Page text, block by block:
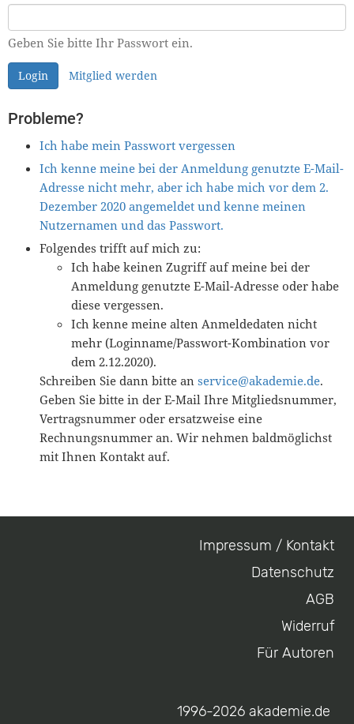
Geben Sie bitte Ihr Passwort ein.
Login Mitglied werden
Probleme?
Ich habe mein Passwort vergessen
Ich kenne meine bei der Anmeldung genutzte E-Mail-
Adresse nicht mehr, aber ich habe mich vor dem 2.
Dezember 2020 angemeldet und kenne meinen
Nutzernamen und das Passwort.
Folgendes trifft auf mich zu:
Ich habe keinen Zugriff auf meine bei der
Anmeldung genutzte E-Mail-Adresse oder habe
diese vergessen.
Ich kenne meine alten Anmeldedaten nicht
mehr (Loginname/Passwort-Kombination vor
dem 2.12.2020).
Schreiben Sie dann bitte an service@akademie.de.
Geben Sie bitte in der E-Mail Ihre Mitgliedsnummer,
Vertragsnummer oder ersatzweise eine
Rechnungsnummer an. Wir nehmen baldmöglichst
mit Ihnen Kontakt auf.
Impressum / Kontakt
Datenschutz
AGB
Widerruf
Für Autoren
1996-2026 akademie.de